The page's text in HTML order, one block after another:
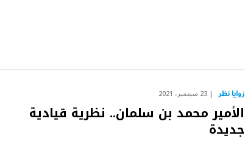
زوايا نظر 23 سبتمبر، 2021
الأمير محمد بن سلمان.. نظرية قيادية
جديدة